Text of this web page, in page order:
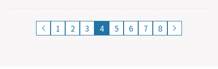
1 2 3 4 5 6 7 8